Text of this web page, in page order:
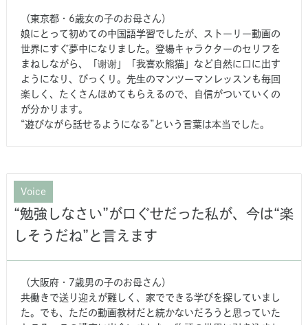
（東京都・6歳女の子のお母さん）
娘にとって初めての中国語学習でしたが、ストーリー動画の
世界にすぐ夢中になりました。登場キャラクターのセリフを
まねしながら、「谢谢」「我喜欢熊猫」など自然に口に出す
ようになり、びっくり。先生のマンツーマンレッスンも毎回
楽しく、たくさんほめてもらえるので、自信がついていくの
が分かります。
“遊びながら話せるようになる”という言葉は本当でした。
Voice
“勉強しなさい”が口ぐせだった私が、今は“楽
しそうだね”と言えます
（大阪府・7歳男の子のお母さん）
共働きで送り迎えが難しく、家でできる学びを探していまし
た。でも、ただの動画教材だと続かないだろうと思っていた